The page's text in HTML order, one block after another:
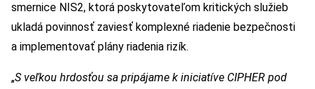
smernice NIS2, ktorá poskytovateľom kritických služieb
ukladá povinnosť zaviesť komplexné riadenie bezpečnosti
a implementovať plány riadenia rizík.
„S veľkou hrdosťou sa pripájame k iniciatíve CIPHER pod